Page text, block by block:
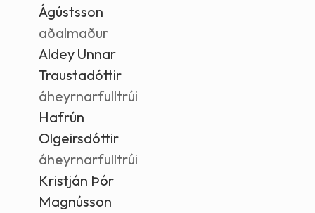
Ágústsson
aðalmaður
Aldey Unnar
Traustadóttir
áheyrnarfulltrúi
Hafrún
Olgeirsdóttir
áheyrnarfulltrúi
Kristján Þór
Magnússon